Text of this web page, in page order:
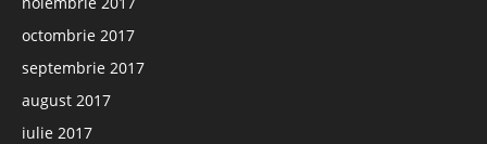
octombrie 2017
septembrie 2017
august 2017
iulie 2017